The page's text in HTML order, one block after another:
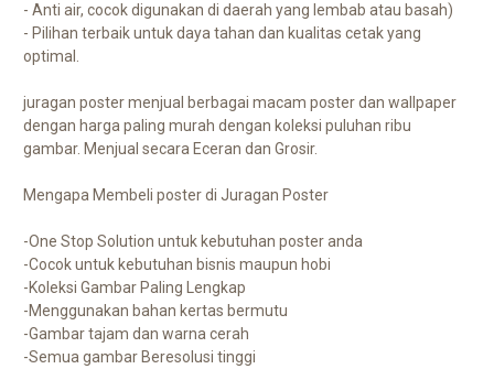
- Anti air, cocok digunakan di daerah yang lembab atau basah)
- Pilihan terbaik untuk daya tahan dan kualitas cetak yang
optimal.
juragan poster menjual berbagai macam poster dan wallpaper
dengan harga paling murah dengan koleksi puluhan ribu
gambar. Menjual secara Eceran dan Grosir.
Mengapa Membeli poster di Juragan Poster
-One Stop Solution untuk kebutuhan poster anda
-Cocok untuk kebutuhan bisnis maupun hobi
-Koleksi Gambar Paling Lengkap
-Menggunakan bahan kertas bermutu
-Gambar tajam dan warna cerah
-Semua gambar Beresolusi tinggi